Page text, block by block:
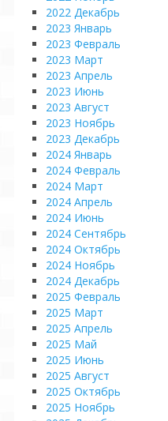
2022 Декабрь
2023 Январь
2023 Февраль
2023 Март
2023 Апрель
2023 Июнь
2023 Август
2023 Ноябрь
2023 Декабрь
2024 Январь
2024 Февраль
2024 Март
2024 Апрель
2024 Июнь
2024 Сентябрь
2024 Октябрь
2024 Ноябрь
2024 Декабрь
2025 Февраль
2025 Март
2025 Апрель
2025 Май
2025 Июнь
2025 Август
2025 Октябрь
2025 Ноябрь